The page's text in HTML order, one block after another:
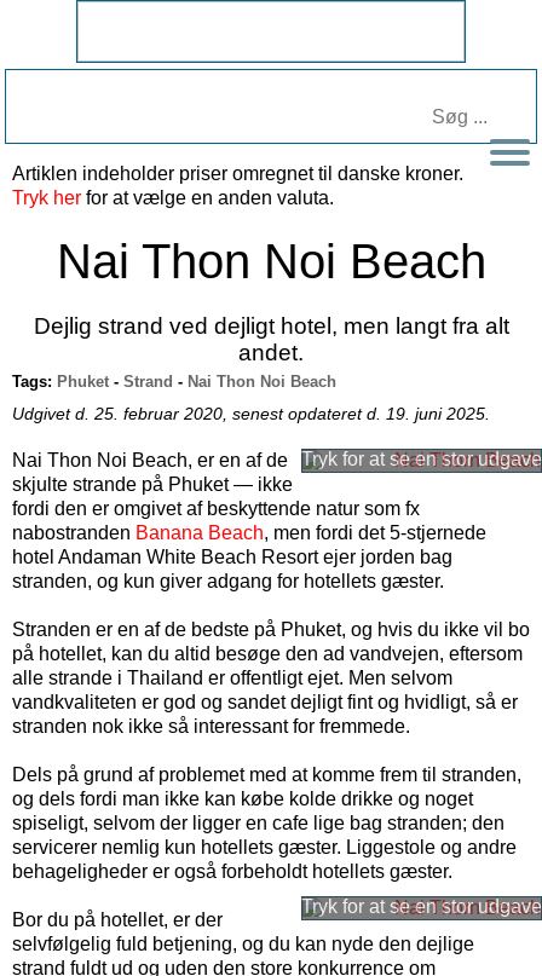
Artiklen indeholder priser omregnet til danske kroner.
Tryk her for at vælge en anden valuta.
Nai Thon Noi Beach
Dejlig strand ved dejligt hotel, men langt fra alt
andet.
Tags: Phuket - Strand - Nai Thon Noi Beach
Udgivet d. 25. februar 2020, senest opdateret d. 19. juni 2025.
Nai Thon Noi Beach, er en af de
skjulte strande på Phuket — ikke
fordi den er omgivet af beskyttende natur som fx
nabostranden Banana Beach, men fordi det 5-stjernede
hotel Andaman White Beach Resort ejer jorden bag
stranden, og kun giver adgang for hotellets gæster.
Stranden er en af de bedste på Phuket, og hvis du ikke vil bo
på hotellet, kan du altid besøge den ad vandvejen, eftersom
alle strande i Thailand er offentligt ejet. Men selvom
vandkvaliteten er god og sandet dejligt fint og hvidligt, så er
stranden nok ikke så interessant for fremmede.
Dels på grund af problemet med at komme frem til stranden,
og dels fordi man ikke kan købe kolde drikke og noget
spiseligt, selvom der ligger en cafe lige bag stranden; den
servicerer nemlig kun hotellets gæster. Liggestole og andre
behageligheder er også forbeholdt hotellets gæster.
Bor du på hotellet, er der
selvfølgelig fuld betjening, og du kan nyde den dejlige
strand fuldt ud og uden den store konkurrence om